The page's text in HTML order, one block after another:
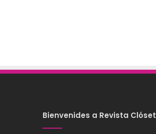
Bienvenides a Revista Clóset